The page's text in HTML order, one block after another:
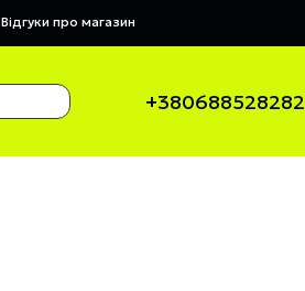
Відгуки про магазин
+380688528282